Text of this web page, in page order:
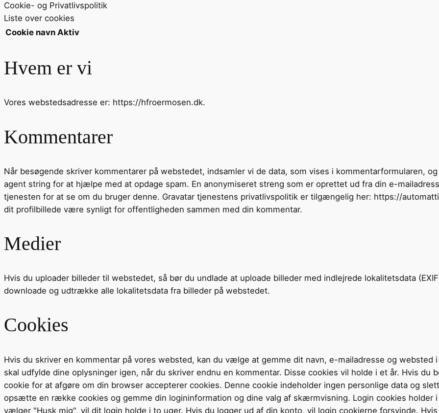
Cookie- og Privatlivspolitik
Liste over cookies
Cookie navn Aktiv
Hvem er vi
Vores webstedsadresse er: https://hfroermosen.dk.
Kommentarer
Når besøgende skriver kommentarer på webstedet, indsamler vi de data, som vises i kommentarformularen,
agent string for at hjælpe med at opdage spam. En anonymiseret streng som er oprettet ud fra din e-
tjenesten for at se om du bruger denne. Gravatar tjenestens privatlivspolitik er tilgængelig her: https://
dit profilbillede være synligt for offentligheden sammen med din kommentar.
Medier
Hvis du uploader billeder til webstedet, så bør du undlade at uploade billeder med indlejrede lokalitetsdata
downloade og udtrække alle lokalitetsdata fra billeder på webstedet.
Cookies
Hvis du skriver en kommentar på vores websted, kan du vælge at gemme dit navn, e-mailadresse og websted
skal udfylde dine oplysninger igen, når du skriver endnu en kommentar. Disse cookies vil holde i et år. Hvis du
cookie for at afgøre om din browser accepterer cookies. Denne cookie indeholder ingen personlige data og
opsætte en række cookies og gemme din logininformation og dine valg af skærmvisning. Login cookies holder
vælger "Husk mig", vil dit login holde i to uger. Hvis du logger ud af din konto, vil login cookierne forsvinde.